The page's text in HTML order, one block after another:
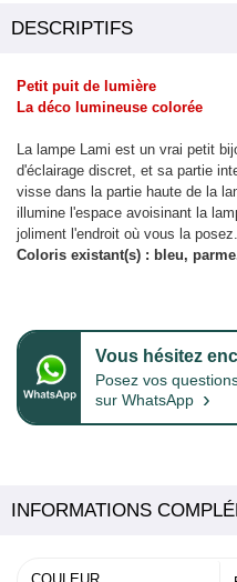
DESCRIPTIFS
Petit puit de lumière
La déco lumineuse colorée
La lampe Lami est un vrai petit
d'éclairage discret, et sa partie
visse dans la partie haute de la
illumine l'espace avoisinant la
joliment l'endroit où vous la posez.
Coloris existant(s) : bleu,
Vous hésitez
Posez vos
sur WhatsApp ›
INFORMATIONS